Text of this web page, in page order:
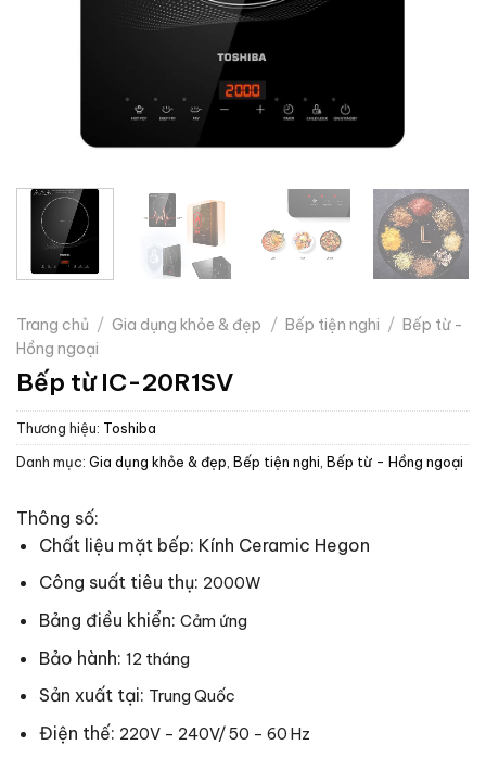
Trang chủ / Gia dụng khỏe & đẹp / Bếp tiện nghi / Bếp từ -
Hồng ngoại
Bếp từ IC-20R1SV
Thương hiệu: Toshiba
Danh mục: Gia dụng khỏe & đẹp Bếp tiện nghi Bếp từ - Hồng ngoại
Thông số:
Chất liệu mặt bếp: Kính Ceramic Hegon
Công suất tiêu thụ: 2000W
Bảng điều khiển: Cảm ứng
Bảo hành: 12 tháng
Sản xuất tại: Trung Quốc
Điện thế: 220V – 240V/ 50 – 60 Hz